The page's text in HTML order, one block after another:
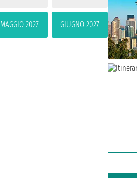
MAGGIO 2027 GIUGNO 2027